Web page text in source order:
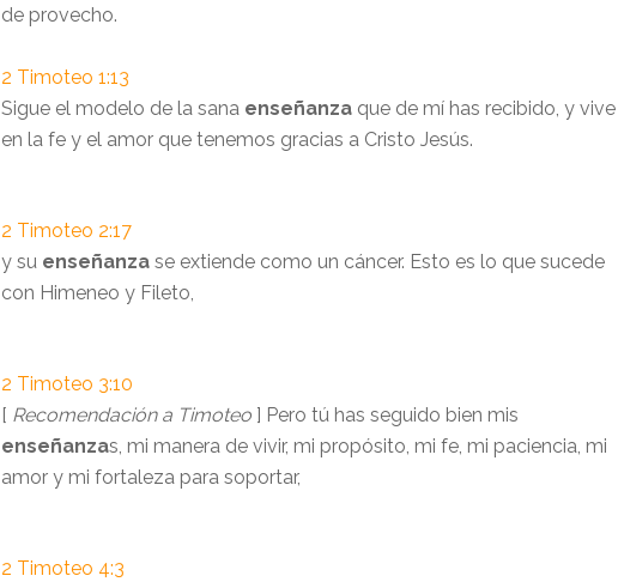
de provecho.
2 Timoteo 1:13
Sigue el modelo de la sana enseñanza que de mí has recibido, y vive
en la fe y el amor que tenemos gracias a Cristo Jesús.
2 Timoteo 2:17
y su enseñanza se extiende como un cáncer. Esto es lo que sucede
con Himeneo y Fileto,
2 Timoteo 3:10
[ Recomendación a Timoteo ] Pero tú has seguido bien mis
enseñanzas, mi manera de vivir, mi propósito, mi fe, mi paciencia, mi
amor y mi fortaleza para soportar,
2 Timoteo 4:3